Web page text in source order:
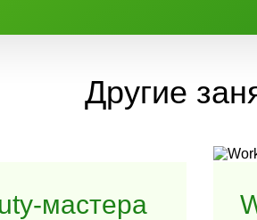
Другие
мастера